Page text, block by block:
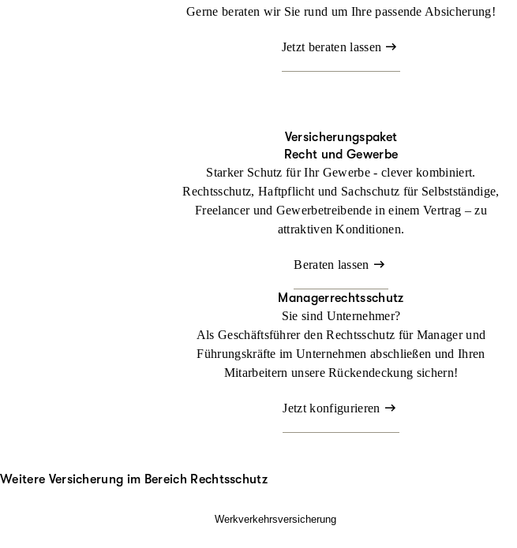
Gerne beraten wir Sie rund um Ihre passende Absicherung!
Jetzt beraten lassen
Versicherungspaket
Recht und Gewerbe
Starker Schutz für Ihr Gewerbe - clever kombiniert.
Rechtsschutz, Haftpflicht und Sachschutz für Selbstständige,
Freelancer und Gewerbetreibende in einem Vertrag – zu
attraktiven Konditionen.
Beraten lassen
Managerrechtsschutz
Sie sind Unternehmer?
Als Geschäftsführer den Rechtsschutz für Manager und
Führungskräfte im Unternehmen abschließen und Ihren
Mitarbeitern unsere Rückendeckung sichern!
Jetzt konfigurieren
Weitere Versicherung im Bereich Rechtsschutz
Werkverkehrsversicherung